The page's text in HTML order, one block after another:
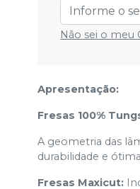
Pera Invertida
Não sei o meu
Apresentação:
Fresas 100%
A geometria das
durabilidade e
Fresas Maxicut: